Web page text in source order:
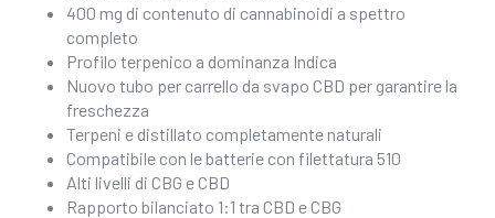
400 mg di contenuto di cannabinoidi a spettro
completo
Profilo terpenico a dominanza Indica
Nuovo tubo per carrello da svapo CBD per garantire la
freschezza
Terpeni e distillato completamente naturali
Compatibile con le batterie con filettatura 510
Alti livelli di CBG e CBD
Rapporto bilanciato 1:1 tra CBD e CBG